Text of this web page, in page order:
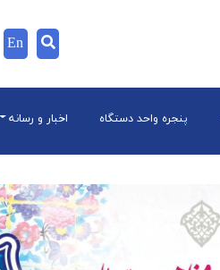
En
پنجره واحد دستگاه اخبار و رسانه